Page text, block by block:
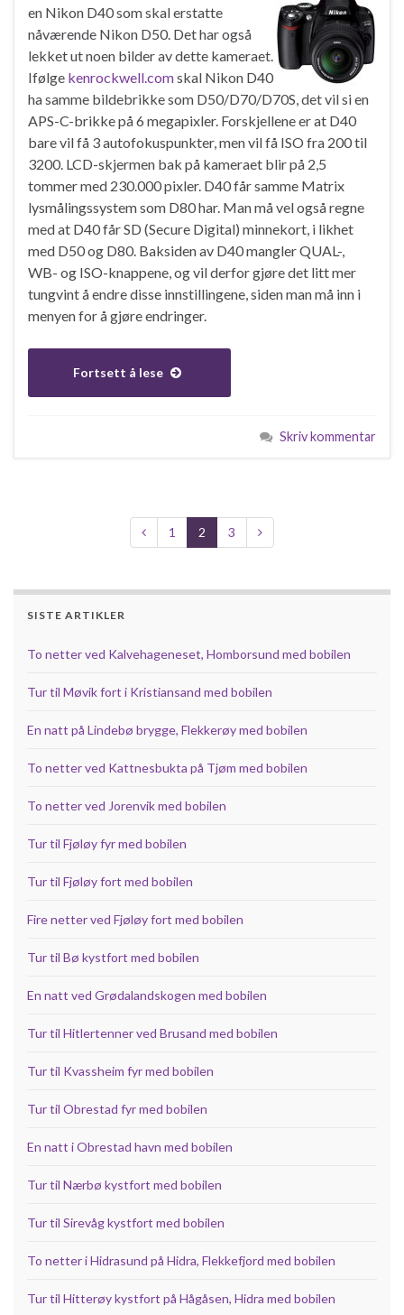
en Nikon D40 som skal erstatte
nåværende Nikon D50. Det har også
lekket ut noen bilder av dette kameraet.
Ifølge kenrockwell.comskal Nikon D40
ha samme bildebrikke som D50/D70/D70S, det vil si en
APS-C-brikke på 6 megapixler. Forskjellene er at D40
bare vil få 3 autofokuspunkter, men vil få ISO fra 200 til
3200. LCD-skjermen bak på kameraet blir på 2,5
tommer med 230.000 pixler. D40 får samme Matrix
lysmålingssystem som D80 har. Man må vel også regne
med at D40 får SD (Secure Digital) minnekort, i likhet
med D50 og D80. Baksiden av D40 mangler QUAL-,
WB- og ISO-knappene, og vil derfor gjøre det litt mer
tungvint å endre disse innstillingene, siden man må inn i
menyen for å gjøre endringer.
Fortsett å lese
Skriv kommentar
1 2 3
SISTE ARTIKLER
To netter ved Kalvehageneset, Homborsund med bobilen
Tur til Møvik fort i Kristiansand med bobilen
En natt på Lindebø brygge, Flekkerøy med bobilen
To netter ved Kattnesbukta på Tjøm med bobilen
To netter ved Jorenvik med bobilen
Tur til Fjøløy fyr med bobilen
Tur til Fjøløy fort med bobilen
Fire netter ved Fjøløy fort med bobilen
Tur til Bø kystfort med bobilen
En natt ved Grødalandskogen med bobilen
Tur til Hitlertenner ved Brusand med bobilen
Tur til Kvassheim fyr med bobilen
Tur til Obrestad fyr med bobilen
En natt i Obrestad havn med bobilen
Tur til Nærbø kystfort med bobilen
Tur til Sirevåg kystfort med bobilen
To netter i Hidrasund på Hidra, Flekkefjord med bobilen
Tur til Hitterøy kystfort på Hågåsen, Hidra med bobilen